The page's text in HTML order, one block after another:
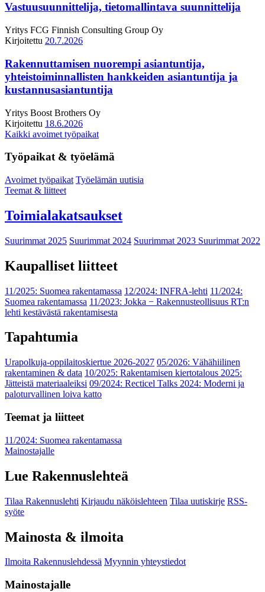
Vastuusuunnittelija, tietomallintava suunnittelija
Yritys FCG Finnish Consulting Group Oy
Kirjoitettu 20.7.2026
Rakennuttamisen nuorempi asiantuntija,
yhteistoiminnallisten hankkeiden asiantuntija ja
kustannusasiantuntija
Yritys Boost Brothers Oy
Kirjoitettu 18.6.2026
Kaikki avoimet työpaikat
Työpaikat & työelämä
Avoimet työpaikat Työelämän uutisia
Teemat & liitteet
Toimialakatsaukset
Suurimmat 2025 Suurimmat 2024 Suurimmat 2023 Suurimmat 2022
Kaupalliset liitteet
11/2025: Suomea rakentamassa 12/2024: INFRA-lehti 11/2024:
Suomea rakentamassa 11/2023: Jokka − Rakennusteollisuus RT:n
lehti kestävästä rakentamisesta
Tapahtumia
Urapolkuja-oppilaitoskiertue 2026-2027 05/2026: Vähähiilinen
rakentaminen & data 10/2025: Rakentamisen kiertotalous 2025:
Jätteistä materiaaleiksi 09/2024: Recticel Talks 2024: Moderni ja
paloturvallinen loiva katto
Teemat ja liitteet
11/2024: Suomea rakentamassa
Mainostajalle
Lue Rakennuslehteä
Tilaa Rakennuslehti Kirjaudu näköislehteen Tilaa uutiskirje RSS-
syöte
Mainosta & ilmoita
Ilmoita Rakennuslehdessä Myynnin yhteystiedot
Mainostajalle